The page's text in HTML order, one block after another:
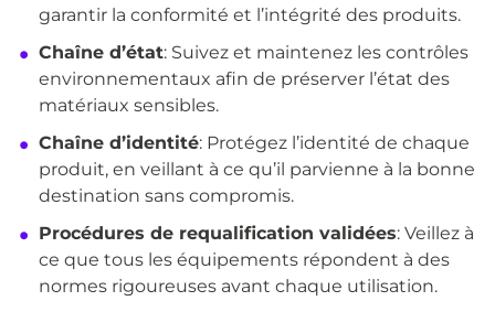
garantir la conformité et l’intégrité des produits.
Chaîne d’état: Suivez et maintenez les contrôles
environnementaux afin de préserver l’état des
matériaux sensibles.
Chaîne d’identité: Protégez l’identité de chaque
produit, en veillant à ce qu’il parvienne à la bonne
destination sans compromis.
Procédures de requalification validées: Veillez à
ce que tous les équipements répondent à des
normes rigoureuses avant chaque utilisation.